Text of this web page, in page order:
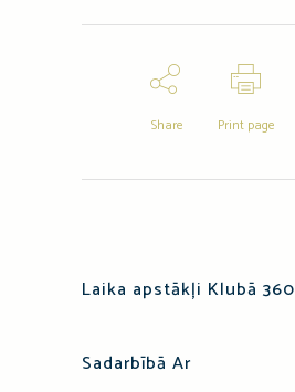
Share Print page
Laika apstākļi Klubā 360
Sadarbībā Ar